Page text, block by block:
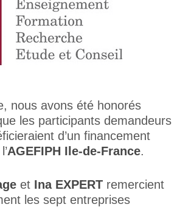
nous avons été honorés
les participants demandeurs
d’un financement
AGEFIPH Ile-de-France.
et Ina EXPERT remercient
les sept entreprises